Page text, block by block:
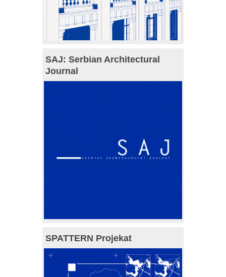
SAJ: Serbian Architectural
Journal
SPATTERN Projekat